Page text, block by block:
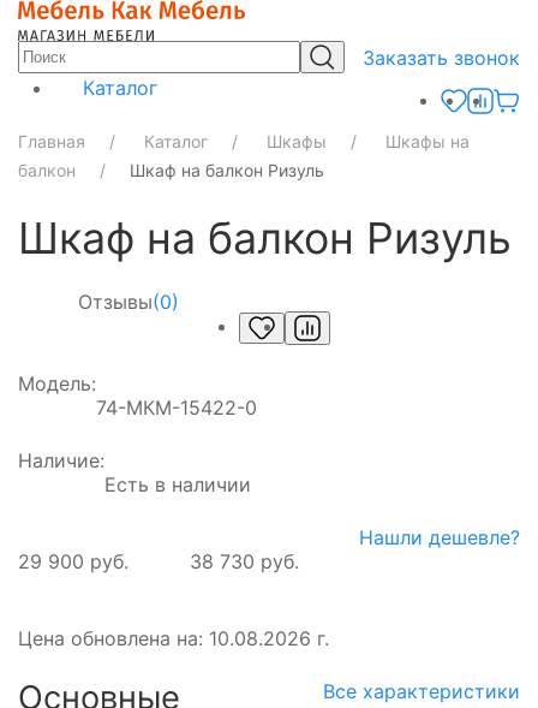
Заказать звонок
Каталог
Главная Каталог Шкафы
Шкафы на
балкон
Шкаф на балкон Ризуль
Шкаф на балкон Ризуль
Отзывы(0)
Модель:
74-МКМ-15422-0
Наличие:
Есть в наличии
29 900 руб. 38 730 руб.
Нашли дешевле?
Цена обновлена на: 10.08.2026 г.
Основные
Все характеристики